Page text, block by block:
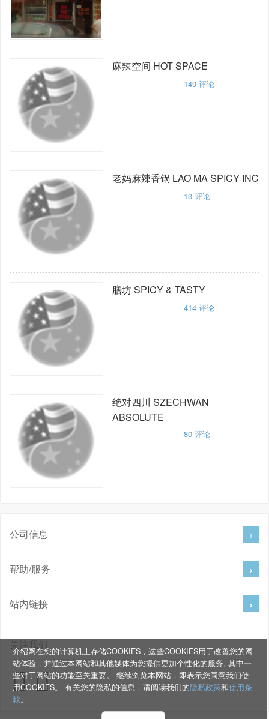
麻辣空间 HOT SPACE
149评论
老妈麻辣香锅 LAO MA SPICY INC
13评论
膳坊SPICY & TASTY
414评论
绝对四川 SZECHWAN
ABSOLUTE
80评论
介绍网在您的计算机上存储COOKIES，这些COOKIES用于改善您的网
站体验，并通过本网站和其他媒体为您提供更加个性化的服务, 其中一
些对于网站的功能至关重要。 继续浏览本网站，即表示您同意我们使
用COOKIES。 有关您的隐私的信息，请阅读我们的隐私政策和使用条
款。
公司信息
帮助/服务
站内链接
关注我们